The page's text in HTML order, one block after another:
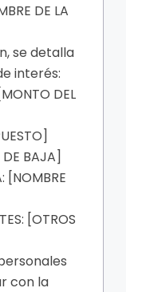
DE LA
se detalla
interés:
DEL
DE BAJA]
[NOMBRE
[OTROS
con la